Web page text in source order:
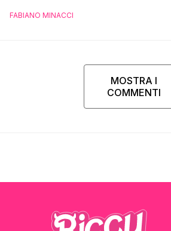
FABIANO MINACCI
MOSTRA I
COMMENTI